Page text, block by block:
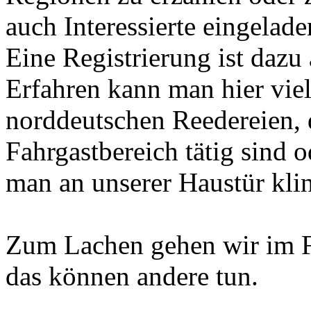
auch Interessierte
Eine Registrierung ist
Erfahren kann man hier
norddeutschen
Fahrgastbereich tätig sind
man an unserer Haustür
Zum Lachen gehen wir im
das können andere tun.